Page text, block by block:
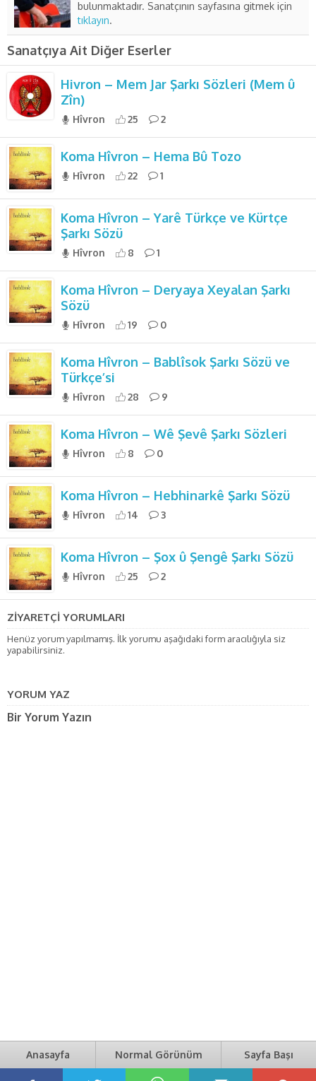
bulunmaktadır. Sanatçının sayfasına gitmek için
tıklayın.
Sanatçıya Ait Diğer Eserler
Hivron – Mem Jar Şarkı Sözleri (Mem û
Zîn)
Hîvron 25 2
Koma Hîvron – Hema Bû Tozo
Hîvron 22 1
Koma Hîvron – Yarê Türkçe ve Kürtçe
Şarkı Sözü
Hîvron 8 1
Koma Hîvron – Deryaya Xeyalan Şarkı
Sözü
Hîvron 19 0
Koma Hîvron – Bablîsok Şarkı Sözü ve
Türkçe’si
Hîvron 28 9
Koma Hîvron – Wê Şevê Şarkı Sözleri
Hîvron 8 0
Koma Hîvron – Hebhinarkê Şarkı Sözü
Hîvron 14 3
Koma Hîvron – Şox û Şengê Şarkı Sözü
Hîvron 25 2
ZİYARETÇİ YORUMLARI
Henüz yorum yapılmamış. İlk yorumu aşağıdaki form aracılığıyla siz
yapabilirsiniz.
YORUM YAZ
Bir Yorum Yazın
Anasayfa Normal Görünüm Sayfa Başı